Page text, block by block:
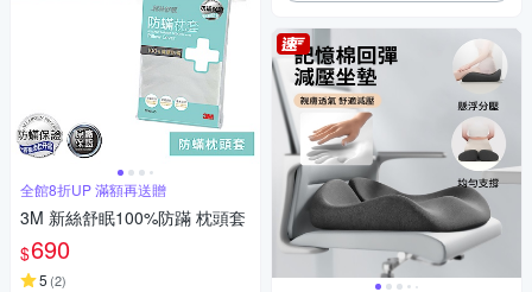
全館8折UP 滿額再送贈
3M 新絲舒眠100%防蹣 枕頭套
$690
5 (2)